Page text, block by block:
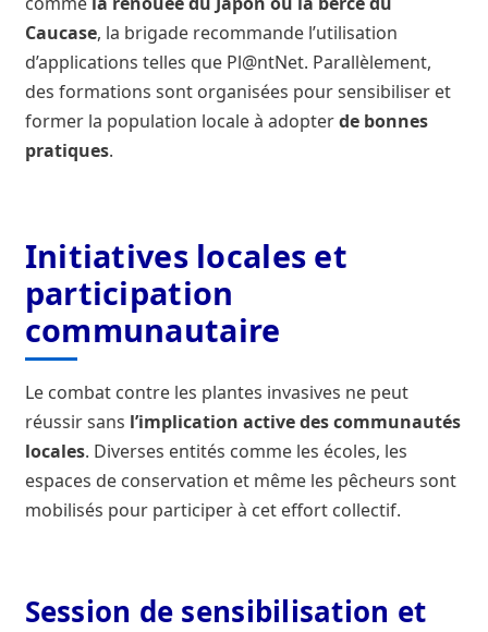
Caucase, la brigade recommande l’utilisation
d’applications telles que Pl@ntNet. Parallèlement,
des formations sont organisées pour sensibiliser et
former la population locale à adopterde bonnes
pratiques.
Initiatives locales et
participation
communautaire
Le combat contre les plantes invasives ne peut
réussir sans l’implication active des communautés
locales. Diverses entités comme les écoles, les
espaces de conservation et même les pêcheurs sont
mobilisés pour participer à cet effort collectif.
Session de sensibilisation et